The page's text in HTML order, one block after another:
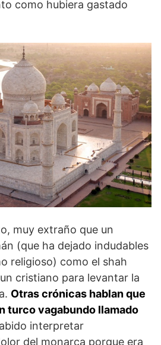
como hubiera gastado
muy extraño que un
(que ha dejado indudables
religioso) como el shah
cristiano para levantar la
Otras crónicas hablan que
turco vagabundo llamado
interpretar
del monarca porque era